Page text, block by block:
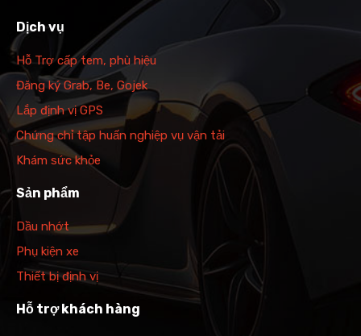
Dịch vụ
Hỗ Trợ cấp tem, phù hiệu
Đăng ký Grab, Be, Gojek
Lắp định vị GPS
Chứng chỉ tập huấn nghiệp vụ vận tải
Khám sức khỏe
Sản phẩm
Dầu nhớt
Phụ kiện xe
Thiết bị định vị
Hỗ trợ khách hàng